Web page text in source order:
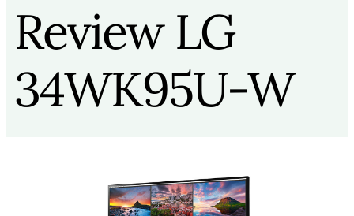
Review LG
34WK95U-W